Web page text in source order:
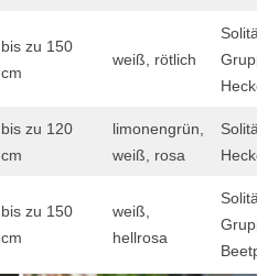
bis zu 150
cm
weiß, rötlich
bis zu 120
cm
limonengrün,
weiß, rosa
bis zu 150
cm
weiß,
hellrosa